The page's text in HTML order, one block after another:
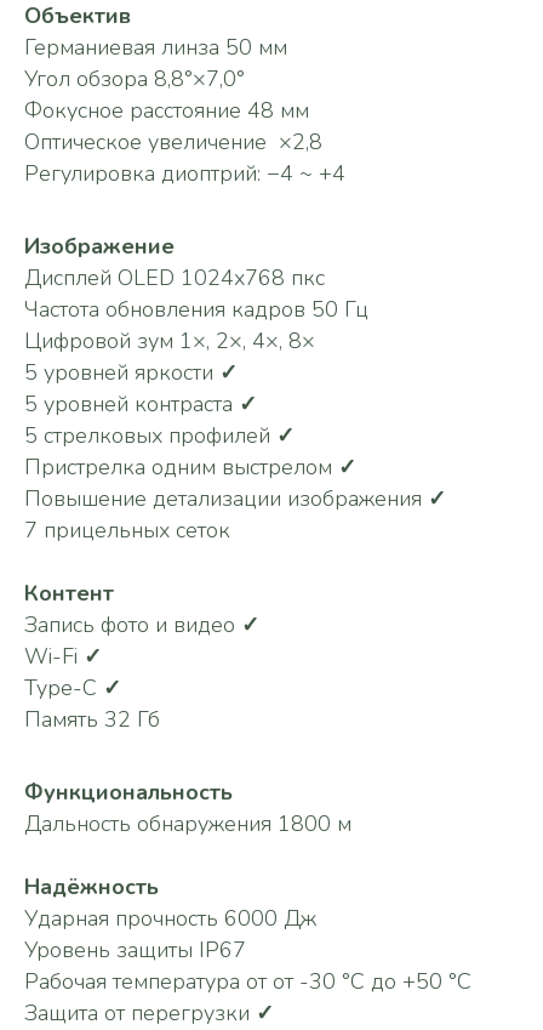
Объектив
Германиевая линза 50 мм
Угол обзора 8,8°×7,0°
Фокусное расстояние 48 мм
Оптическое увеличение ×2,8
Регулировка диоптрий: −4 ~ +4
Изображение
Дисплей OLED 1024х768 пкс
Частота обновления кадров 50 Гц
Цифровой зум 1×, 2×, 4×, 8×
5 уровней яркости ✓
5 уровней контраста ✓
5 стрелковых профилей ✓
Пристрелка одним выстрелом ✓
Повышение детализации изображения ✓
7 прицельных сеток
Контент
Запись фото и видео ✓
Wi-Fi ✓
Type-C ✓
Память 32 Гб
Функциональность
Дальность обнаружения 1800 м
Надёжность
Ударная прочность 6000 Дж
Уровень защиты IP67
Рабочая температура от от -30 °C до +50 °C
Защита от перегрузки ✓